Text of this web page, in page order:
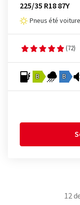
225/35 R18 87Y
Pneus été
(72)
B B
12